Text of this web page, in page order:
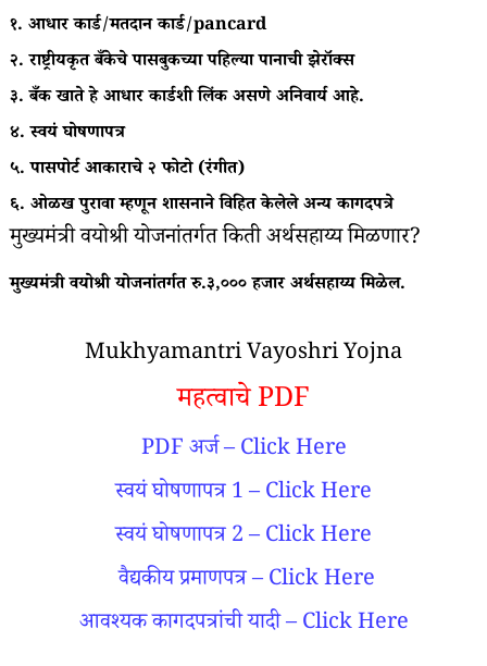
१. आधार कार्ड/मतदान कार्ड/pancard
२. राष्ट्रीयकृत बँकेचे पासबुकच्या पहिल्या पानाची झेरॉक्स
३. बँक खाते हे आधार कार्डशी लिंक असणे अनिवार्य आहे.
४. स्वयं घोषणापत्र
५. पासपोर्ट आकाराचे २ फोटो (रंगीत)
६. ओळख पुरावा म्हणून शासनाने विहित केलेले अन्य कागदपत्रे
मुख्यमंत्री वयोश्री योजनांतर्गत किती अर्थसहाय्य मिळणार?
मुख्यमंत्री वयोश्री योजनांतर्गत रु.३,००० हजार अर्थसहाय्य मिळेल.
Mukhyamantri Vayoshri Yojna
महत्वाचे PDF
PDF अर्ज – Click Here
स्वयं घोषणापत्र 1 – Click Here
स्वयं घोषणापत्र 2 – Click Here
वैद्यकीय प्रमाणपत्र – Click Here
आवश्यक कागदपत्रांची यादी – Click Here